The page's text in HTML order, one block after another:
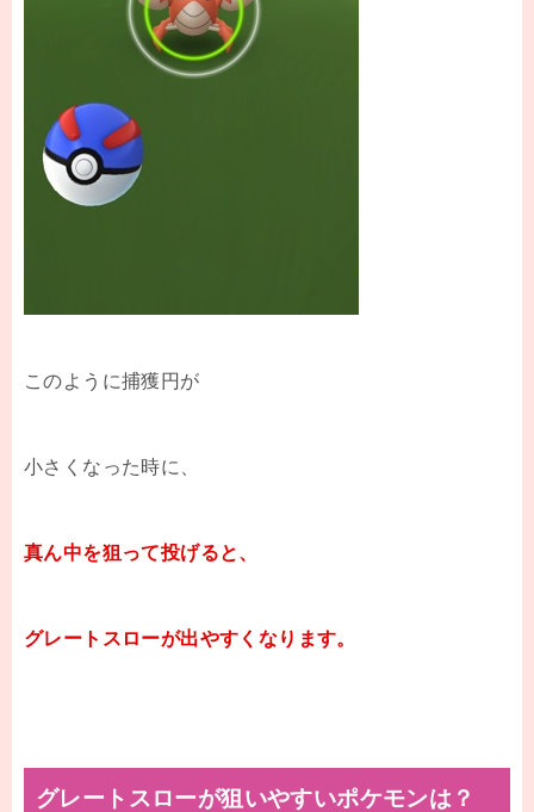
このように捕獲円が
小さくなった時に、
真ん中を狙って投げると、
グレートスローが出やすくなります。
グレートスローが狙いやすいポケモンは？